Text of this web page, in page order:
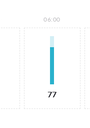
06:00
77